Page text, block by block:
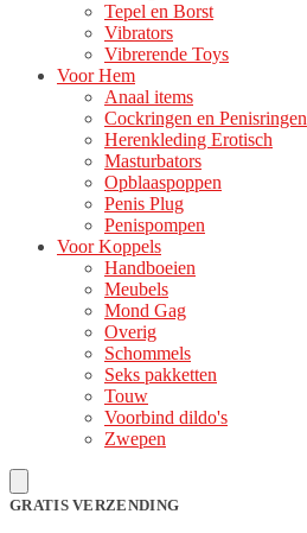
Tepel en Borst
Vibrators
Vibrerende Toys
Voor Hem
Anaal items
Cockringen en Penisringen
Herenkleding Erotisch
Masturbators
Opblaaspoppen
Penis Plug
Penispompen
Voor Koppels
Handboeien
Meubels
Mond Gag
Overig
Schommels
Seks pakketten
Touw
Voorbind dildo's
Zwepen
GRATIS VERZENDING